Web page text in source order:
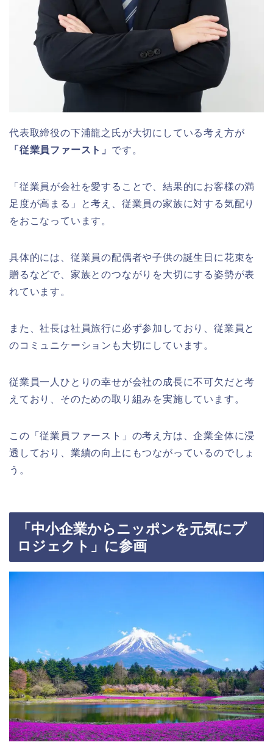
代表取締役の下浦龍之氏が大切にしている考え方が
「従業員ファースト」 です。
「従業員が会社を愛することで、結果的にお客様の満
足度が高まる」と考え、従業員の家族に対する気配り
をおこなっています。
具体的には、従業員の配偶者や子供の誕生日に花束を
贈るなどで、家族とのつながりを大切にする姿勢が表
れています。
また、社長は社員旅行に必ず参加しており、従業員と
のコミュニケーションも大切にしています。
従業員一人ひとりの幸せが会社の成長に不可欠だと考
えており、そのための取り組みを実施しています。
この「従業員ファースト」の考え方は、企業全体に浸
透しており、業績の向上にもつながっているのでしょ
う。
「中小企業からニッポンを元気にプ
ロジェクト」に参画